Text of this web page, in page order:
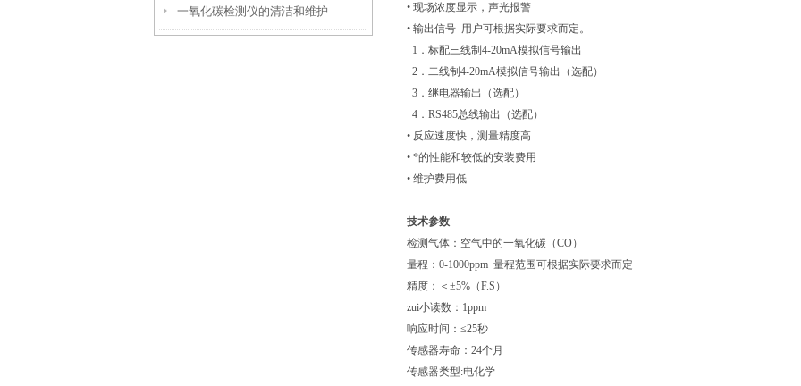
活作业中的重要性
一氧化碳检测仪的清洁和维护
• 现场浓度显示，声光报警
• 输出信号 用户可根据实际要求而定。
1．标配三线制4-20mA模拟信号输出
2．二线制4-20mA模拟信号输出（选配）
3．继电器输出（选配）
4．RS485总线输出（选配）
• 反应速度快，测量精度高
• *的性能和较低的安装费用
• 维护费用低
技术参数
检测气体：空气中的一氧化碳（CO）
量程：0-1000ppm 量程范围可根据实际要求而定
精度：＜±5%（F.S）
zui小读数：1ppm
响应时间：≤25秒
传感器寿命：24个月
传感器类型:电化学